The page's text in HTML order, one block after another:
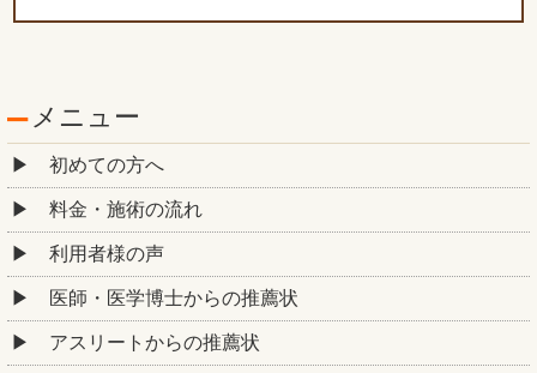
メニュー
初めての方へ
料金・施術の流れ
利用者様の声
医師・医学博士からの推薦状
アスリートからの推薦状